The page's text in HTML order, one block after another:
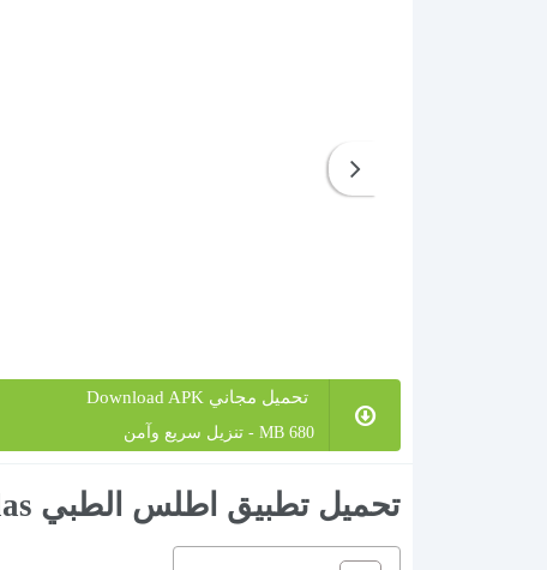
تحميل مجاني Download APK
680 MB - تنزيل سريع وآمن
تحميل تطبيق اطلس الطبي Atlas مهكر Anatomy Learning مجانا 3D